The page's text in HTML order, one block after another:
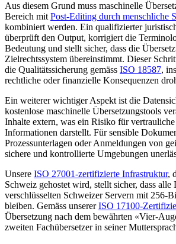
Aus diesem Grund muss maschinelle
Bereich mit Post-Editing durch menschliche
kombiniert werden. Ein qualifizierter
überprüft den Output, korrigiert die
Bedeutung und stellt sicher, dass die
Zielrechtssystem übereinstimmt. Dieser
die Qualitätssicherung gemäss ISO 18587,
rechtliche oder finanzielle Konsequenzen
Ein weiterer wichtiger Aspekt ist die
kostenlose maschinelle Übersetzungstools
Inhalte extern, was ein Risiko für
Informationen darstellt. Für sensible
Prozessunterlagen oder Anmeldungen von
sichere und kontrollierte Umgebungen
Unsere ISO 27001-zertifizierte Infrastruktur,
Schweiz gehostet wird, stellt sicher, dass alle
verschlüsselten Schweizer Servern mit 256-
bleiben. Gemäss unsererISO 17100-
Übersetzung nach dem bewährten «Vier-
zweiten Fachübersetzer in seiner